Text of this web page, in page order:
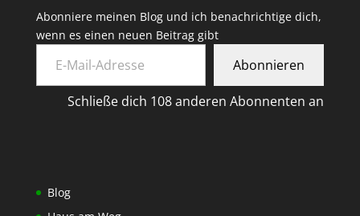
Abonniere meinen Blog und ich benachrichtige dich,
wenn es einen neuen Beitrag gibt
E-Mail-Adresse
Abonnieren
Schließe dich 108 anderen Abonnenten an
Blog